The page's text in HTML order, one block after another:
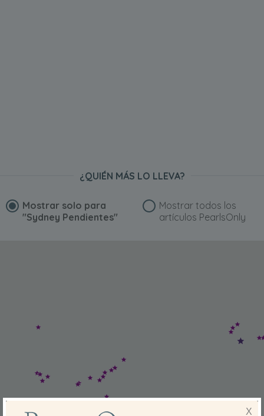
¿QUIÉN MÁS LO LLEVA?
Mostrar solo para
"Sydney Pendientes"
Mostrar todos los
artículos PearlsOnly
X